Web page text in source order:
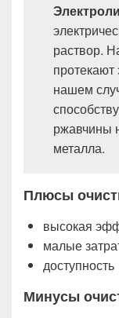
раствор.
протекают
нашем
ржавчины
металла.
Плюсы
высокая
малые
доступность
Минусы